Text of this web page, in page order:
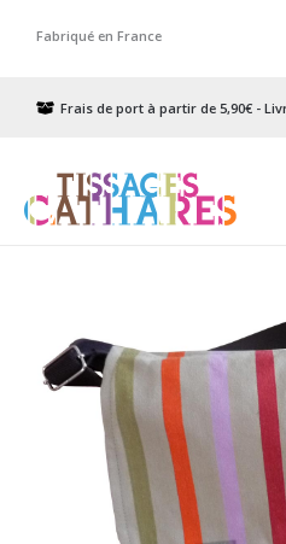
Fabriqué en France
Frais de port à partir de 5,90€ -